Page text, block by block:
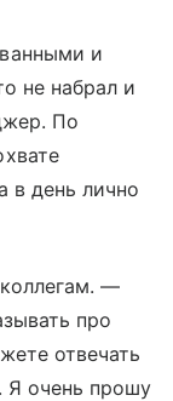
и
не набрал и
По
в день лично
—
про
отвечать
Я очень прошу